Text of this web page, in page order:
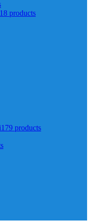
products
179 products